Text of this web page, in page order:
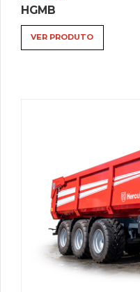
HGMB
VER PRODUTO